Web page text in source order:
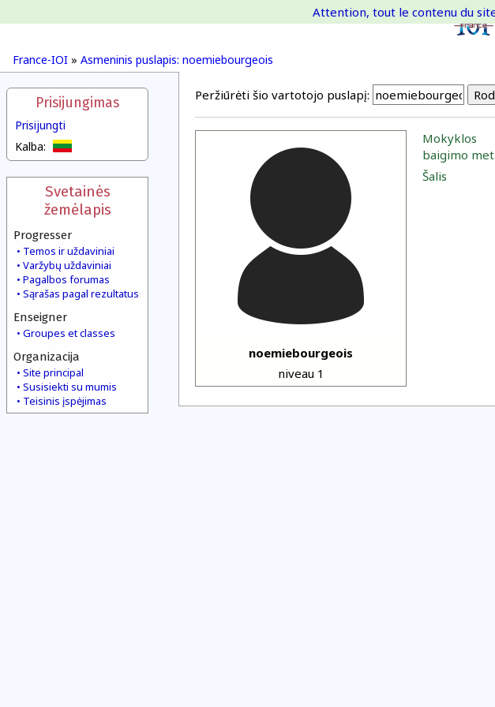
France-IOI » Asmeninis puslapis: noemiebourgeois
Attention, tout le contenu du
Prisijungimas
Prisijungti
Kalba:
Svetainės
žemėlapis
Progresser
Temos ir uždaviniai
Varžybų uždaviniai
Pagalbos forumas
Sąrašas pagal rezultatus
Enseigner
Groupes et classes
Organizacija
Site principal
Susisiekti su mumis
Teisinis įspėjimas
Peržiūrėti šio vartotojo puslapį:
noemiebourgeois
niveau 1
Mokyklos
baigimo
Šalis